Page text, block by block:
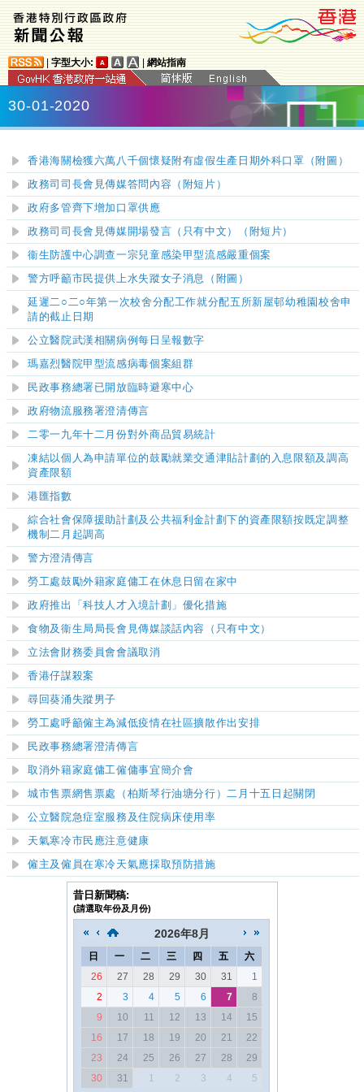
字型大小: 網站指南
30-01-2020
香港海關檢獲六萬八千個懷疑附有虛假生產日期外科口罩（附圖）
政務司司長會見傳媒答問內容（附短片）
政府多管齊下增加口罩供應
政務司司長會見傳媒開場發言（只有中文）（附短片）
衞生防護中心調查一宗兒童感染甲型流感嚴重個案
警方呼籲市民提供上水失蹤女子消息（附圖）
延遲二○二○年第一次校舍分配工作就分配五所新屋邨幼稚園校舍申
請的截止日期
公立醫院武漢相關病例每日呈報數字
瑪嘉烈醫院甲型流感病毒個案組群
民政事務總署已開放臨時避寒中心
政府物流服務署澄清傳言
二零一九年十二月份對外商品貿易統計
凍結以個人為申請單位的鼓勵就業交通津貼計劃的入息限額及調高
資產限額
港匯指數
綜合社會保障援助計劃及公共福利金計劃下的資產限額按既定調整
機制二月起調高
警方澄清傳言
勞工處鼓勵外籍家庭傭工在休息日留在家中
政府推出「科技人才入境計劃」優化措施
食物及衞生局局長會見傳媒談話內容（只有中文）
立法會財務委員會會議取消
香港仔謀殺案
尋回葵涌失蹤男子
勞工處呼籲僱主為減低疫情在社區擴散作出安排
民政事務總署澄清傳言
取消外籍家庭傭工僱傭事宜簡介會
城市售票網售票處（柏斯琴行油塘分行）二月十五 日起關閉
公立醫院急症室服務及住院病床使用率
天氣寒冷市民應注意健康
僱主及僱員在寒冷天氣應採取預防措施
昔日新聞稿:
(請選取年份及月份)
2026年8月
日 一 二 三 四 五
六
26
27 28 29 30 31
1
2
3 4 5 6 7
8
9
10 11 12 13 14
15
16
17 18 19 20 21
22
23
24 25 26 27 28
29
30
31 1 2 3 4 5